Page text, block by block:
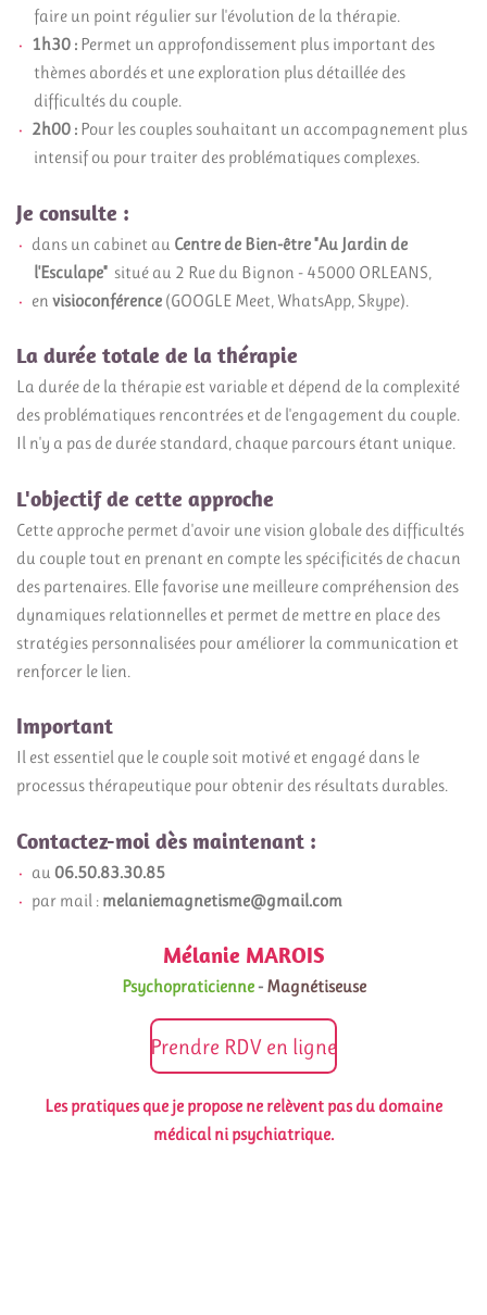
faire un point régulier sur l'évolution de la thérapie.
1h30 :Permet un approfondissement plus important des
thèmes abordés et une exploration plus détaillée des
difficultés du couple.
2h00 :Pour les couples souhaitant un accompagnement plus
intensif ou pour traiter des problématiques complexes.
Je consulte :
dans un cabinet au Centre de Bien-être "Au Jardin de
l'Esculape" situé au 2 Rue du Bignon - 45000 ORLEANS,
en visioconférence (GOOGLE Meet, WhatsApp, Skype).
La durée totale de la thérapie
La durée de la thérapie est variable et dépend de la complexité
des problématiques rencontrées et de l'engagement du couple.
Il n'y a pas de durée standard, chaque parcours étant unique.
L'objectif de cette approche
Cette approche permet d'avoir une vision globale des difficultés
du couple tout en prenant en compte les spécificités de chacun
des partenaires. Elle favorise une meilleure compréhension des
dynamiques relationnelles et permet de mettre en place des
stratégies personnalisées pour améliorer la communication et
renforcer le lien.
Important
Il est essentiel que le couple soit motivé et engagé dans le
processus thérapeutique pour obtenir des résultats durables.
Contactez-moi dès maintenant :
au 06.50.83.30.85
par mail :melaniemagnetisme@gmail.com
Mélanie MAROIS
Psychopraticienne- Magnétiseuse
Prendre RDV en ligne
Les pratiques que je propose ne relèvent pas du domaine
médical ni psychiatrique.